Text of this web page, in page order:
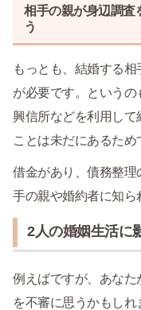
相手の親が身辺調査
う
もっとも、結婚する
が必要です。という
興信所などを利用して
ことは未だにあるため
借金があり、債務整
手の親や婚約者に知ら
2人の婚姻生活に
例えばですが、あなた
を不審に思うかもし